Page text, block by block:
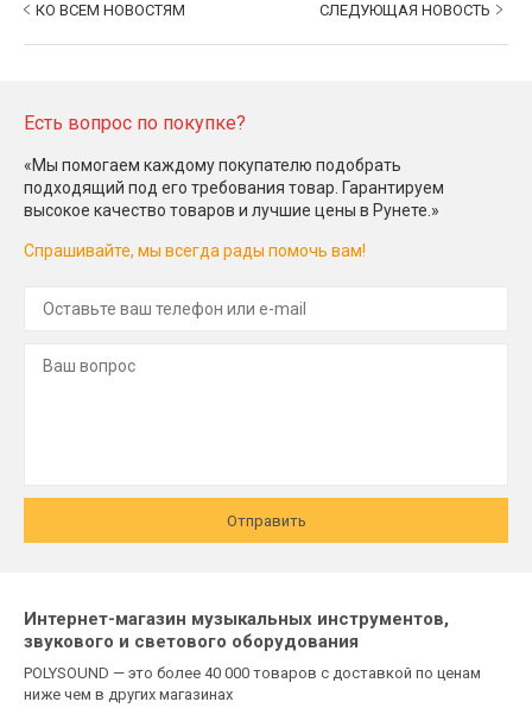
КО ВСЕМ НОВОСТЯМ СЛЕДУЮЩАЯ НОВОСТЬ
Есть вопрос по покупке?
«Мы помогаем каждому покупателю подобрать
подходящий под его требования товар. Гарантируем
высокое качество товаров и лучшие цены в Рунете.»
Спрашивайте, мы всегда рады помочь вам!
Отправить
Интернет-магазин музыкальных инструментов,
звукового и светового оборудования
POLYSOUND — это более 40 000 товаров с доставкой по ценам
ниже чем в других магазинах